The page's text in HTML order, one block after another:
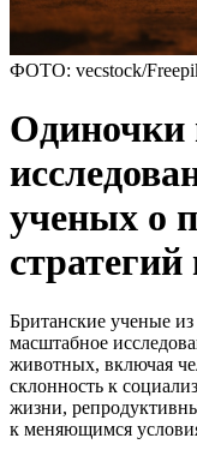
ФОТО: vecstock/
Одиночки
ученых о
Британские ученые
масштабное
животных, включая
склонность к
жизни,
к меняющимся